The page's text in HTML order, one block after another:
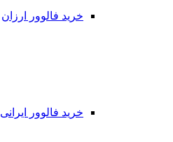
خرید فالوور ارزان
خرید فالوور ایرانی